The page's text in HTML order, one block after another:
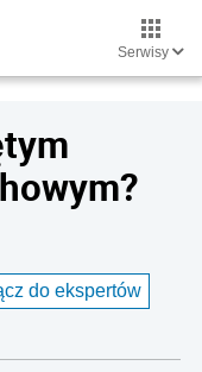
Serwisy
do ekspertów